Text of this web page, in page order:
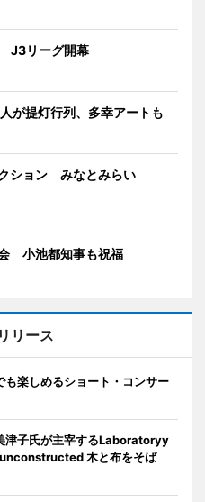
J3リーグ開幕
が提灯行列、多幸アートも
ション みなとみらい
小池都知事も祝福
リース
楽しめるショート・コンサー
津子氏が主宰するLaboratoryy
木と布をそば